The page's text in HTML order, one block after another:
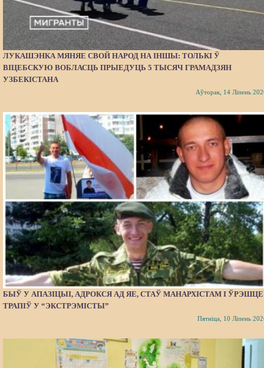
ЛУКАШЭНКА МЯНЯЕ СВОЙ НАРОД НА ІНШЫ: ТОЛЬКІ Ў
ВІЦЕБСКУЮ ВОБЛАСЦЬ ПРЫЕДУЦЬ 5 ТЫСЯЧ ГРАМАДЗЯН
УЗБЕКІСТАНА
Аўторак, 14 Ліпень
БЫЎ У АПАЗІЦЫІ, АДРОКСЯ АД ЯЕ, СТАЎ МАНАРХІСТАМ І ЎРЭШЦЕ
ТРАПІЎ У “ЭКСТРЭМІСТЫ”
Пятніца, 10 Ліпень